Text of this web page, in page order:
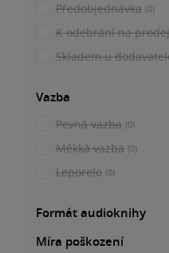
Předobjednávka (0)
K odebrání na
Skladem u
Vazba
Pevná vazba (0)
Měkká vazba (0)
Leporelo (0)
Formát audioknihy
Míra poškození